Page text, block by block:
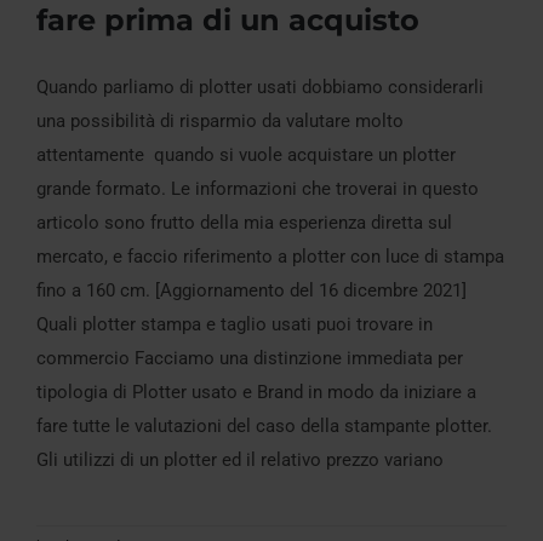
Plotter usati: valutazioni da fare prima di
fare prima di un acquisto
Quando parliamo di plotter usati dobbiamo considerarli
una possibilità di risparmio da valutare molto
attentamente quando si vuole acquistare un plotter
grande formato. Le informazioni che troverai in questo
articolo sono frutto della mia esperienza diretta sul
mercato, e faccio riferimento a plotter con luce di stampa
fino a 160 cm. [Aggiornamento del 16 dicembre 2021]
Quali plotter stampa e taglio usati puoi trovare in
commercio Facciamo una distinzione immediata per
tipologia di Plotter usato e Brand in modo da iniziare a
fare tutte le valutazioni del caso della stampante plotter.
Gli utilizzi di un plotter ed il relativo prezzo variano